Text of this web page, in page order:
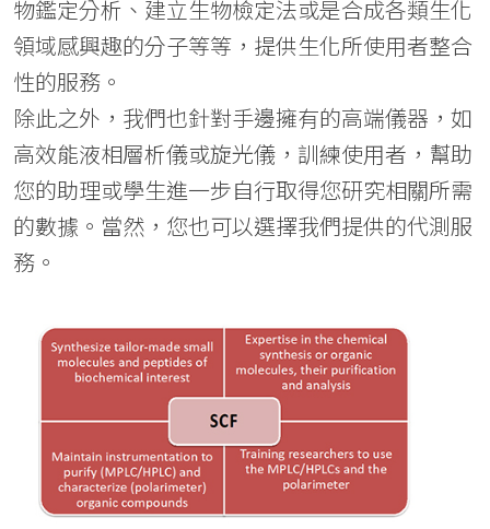
物鑑定分析、建立生物檢定法或是合成各類生化
領域感興趣的分子等等，提供生化所使用者整合
性的服務。
除此之外，我們也針對手邊擁有的高端儀器，如
高效能液相層析儀或旋光儀，訓練使用者，幫助
您的助理或學生進一步自行取得您研究相關所需
的數據。當然，您也可以選擇我們提供的代測服
務。